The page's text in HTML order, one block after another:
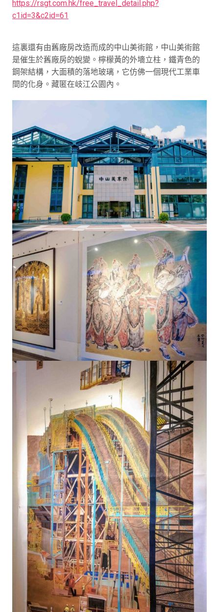
https://rsgt.com.hk/free_travel_detail.php?
c1id=3&c2id=61
這裏還有由舊廠房改造而成的中山美術館，中山美術館
是催生於舊廠房的蛻變。檸檬黃的外墻立柱，鐵青色的
鋼架結構，大面積的落地玻璃，它仿佛一個現代工業車
間的化身。藏匿在岐江公園內。